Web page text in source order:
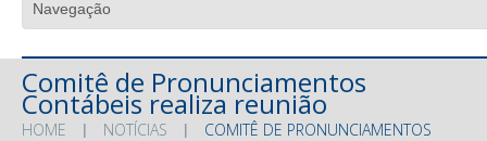
Comitê de Pronunciamentos
Contábeis realiza reunião
HOME NOTÍCIAS
COMITÊ DE PRONUNCIAMENTOS